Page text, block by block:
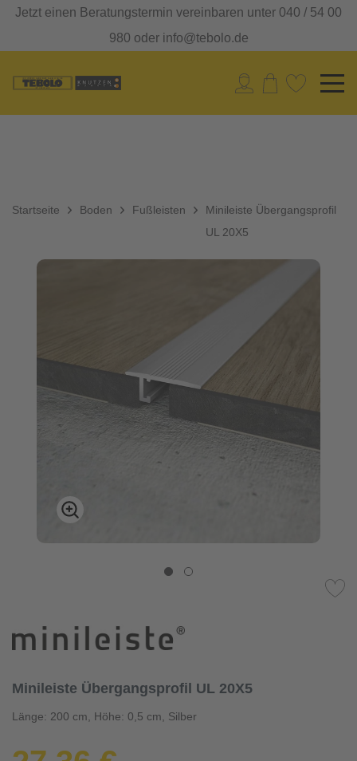
Jetzt einen Beratungstermin vereinbaren unter 040 / 54 00
980 oder info@tebolo.de
Startseite Boden Fußleisten
Minileiste Übergangsprofil
UL 20X5
Minileiste Übergangsprofil UL 20X5
Länge: 200 cm, Höhe: 0,5 cm, Silber